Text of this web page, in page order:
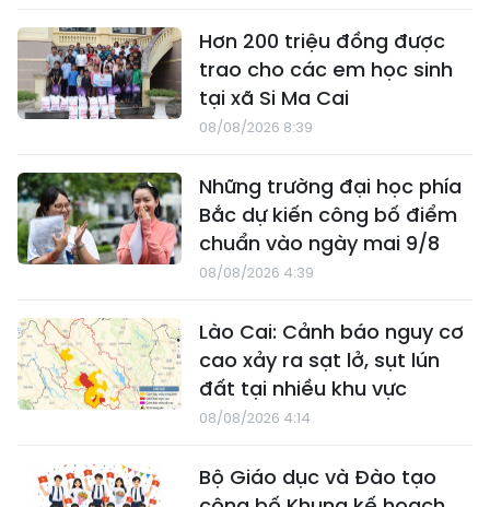
Hơn 200 triệu đồng được
trao cho các em học sinh
tại xã Si Ma Cai
08/08/2026 8:39
Những trường đại học phía
Bắc dự kiến công bố điểm
chuẩn vào ngày mai 9/8
08/08/2026 4:39
Lào Cai: Cảnh báo nguy cơ
cao xảy ra sạt lở, sụt lún
đất tại nhiều khu vực
08/08/2026 4:14
Bộ Giáo dục và Đào tạo